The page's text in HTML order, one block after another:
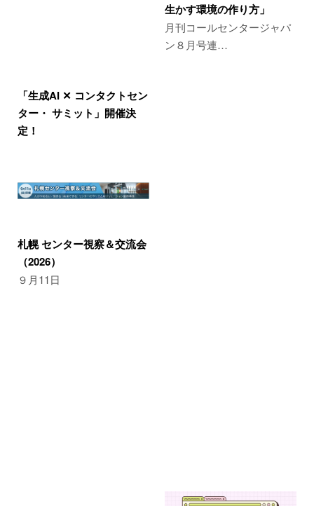
「生成AI ✕ コンタクトセン
ター・ サミット」開催決
定！
生かす環境の作り方」
月刊コールセンタージャパ
ン８月号連…
札幌 センター視察＆交流会
（2026）
９月11日